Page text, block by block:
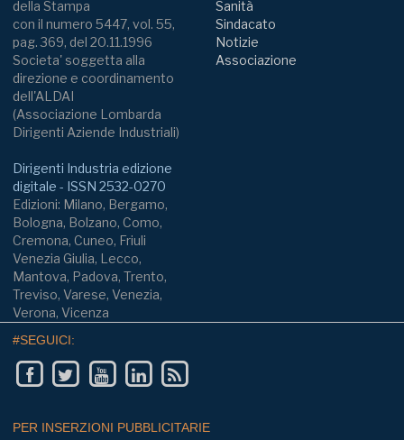
della Stampa
con il numero 5447, vol. 55,
pag. 369, del 20.11.1996
Societa' soggetta alla
direzione e coordinamento
dell'ALDAI
(Associazione Lombarda
Dirigenti Aziende Industriali)
Dirigenti Industria edizione
digitale - ISSN 2532-0270
Edizioni: Milano, Bergamo,
Bologna, Bolzano, Como,
Cremona, Cuneo, Friuli
Venezia Giulia, Lecco,
Mantova, Padova, Trento,
Treviso, Varese, Venezia,
Verona, Vicenza
Sanità
Sindacato
Notizie
Associazione
#SEGUICI:
PER INSERZIONI PUBBLICITARIE